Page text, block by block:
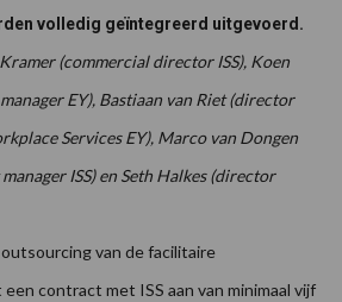
volledig geïntegreerd uitgevoerd.
(commercial director ISS), Koen
EY), Bastiaan van Riet (director
Services EY), Marco van Dongen
ISS) en Seth Halkes (director
van de facilitaire
contract met ISS aan van minimaal vijf